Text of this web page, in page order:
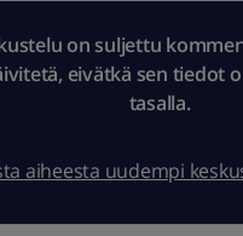
on suljettu
eivätkä sen tiedot
tasalla.
aiheesta uudempi